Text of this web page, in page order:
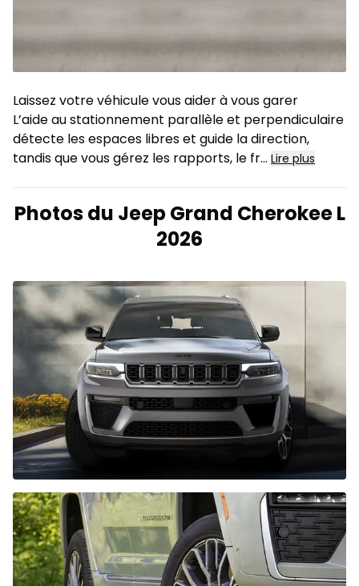
Laissez votre véhicule vous aider à vous garer
L’aide au stationnement parallèle et perpendiculaire
détecte les espaces libres et guide la direction,
tandis que vous gérez les rapports, le fr... Lire plus
Photos du Jeep Grand Cherokee L
2026